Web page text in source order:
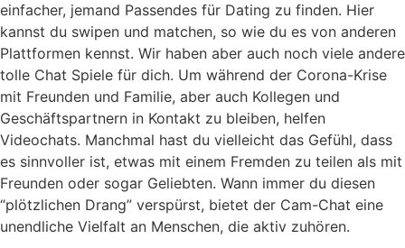
einfacher, jemand Passendes für Dating zu finden. Hier
kannst du swipen und matchen, so wie du es von anderen
Plattformen kennst. Wir haben aber auch noch viele andere
tolle Chat Spiele für dich. Um während der Corona-Krise
mit Freunden und Familie, aber auch Kollegen und
Geschäftspartnern in Kontakt zu bleiben, helfen
Videochats. Manchmal hast du vielleicht das Gefühl, dass
es sinnvoller ist, etwas mit einem Fremden zu teilen als mit
Freunden oder sogar Geliebten. Wann immer du diesen
“plötzlichen Drang” verspürst, bietet der Cam-Chat eine
unendliche Vielfalt an Menschen, die aktiv zuhören.